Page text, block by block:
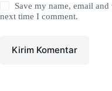
Save my name, email
next time I comment.
Kirim Komentar